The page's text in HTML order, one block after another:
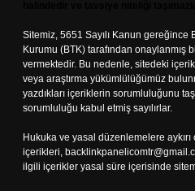
Sitemiz, 5651 Sayılı Kanun
Kurumu (BTK) tarafından onaylanmış
vermektedir. Bu nedenle, sitedeki
veya araştırma yükümlülüğümüz
yazdıkları içeriklerin sorumluluğunu
sorumluluğu kabul etmiş sayılırlar.
Hukuka ve yasal düzenlemelere
içerikleri,
ilgili içerikler yasal süre içerisinde